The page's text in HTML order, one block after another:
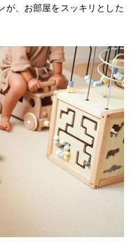
が、お部屋をスッキリとした